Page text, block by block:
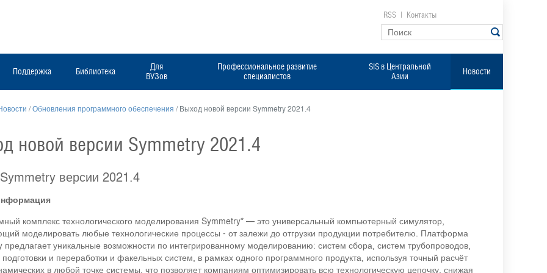
RSS Контакты
Поддержка Библиотека
Для
ВУЗов
Профессиональное развитие
специалистов
SIS в Центральной
Азии
Новости
/Обновления программного обеспечения /Выход новой версии Symmetry 2021.4
новой версии Symmetry 2021.4
версии 2021.4
комплекс технологического моделирования Symmetry* — это универсальный компьютерный симулятор,
моделировать любые технологические процессы - от залежи до отгрузки продукции потребителю. Платформа
предлагает уникальные возможности по интегрированному моделированию: систем сбора, систем трубопроводов,
подготовки и переработки и факельных систем, в рамках одного программного продукта, используя точный расчёт
в любой точке системы, что позволяет компаниям оптимизировать всю технологическую цепочку, снижая